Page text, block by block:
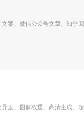
案、微信公众号文章、知乎回
度、图像权重、高清生成、超